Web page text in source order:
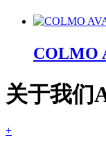
COLMO
关于我们
+